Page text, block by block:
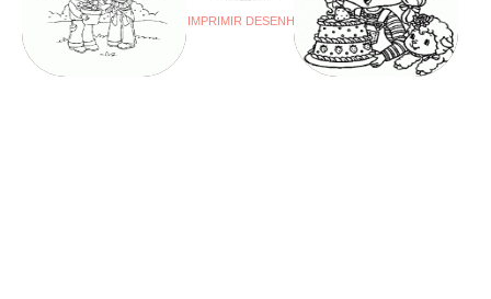
IMPRIMIR DESENHO